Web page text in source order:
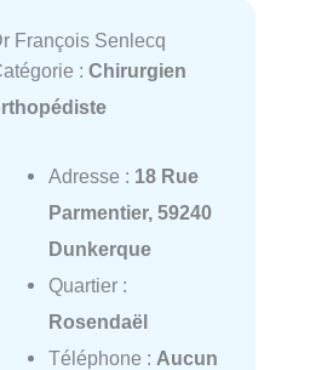
François Senlecq
: Chirurgien
Adresse : 18 Rue
Parmentier, 59240
Dunkerque
Quartier :
Rosendaël
Téléphone : Aucun